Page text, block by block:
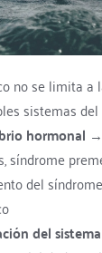
no se limita a
sistemas del
hormonal
síndrome
del
del